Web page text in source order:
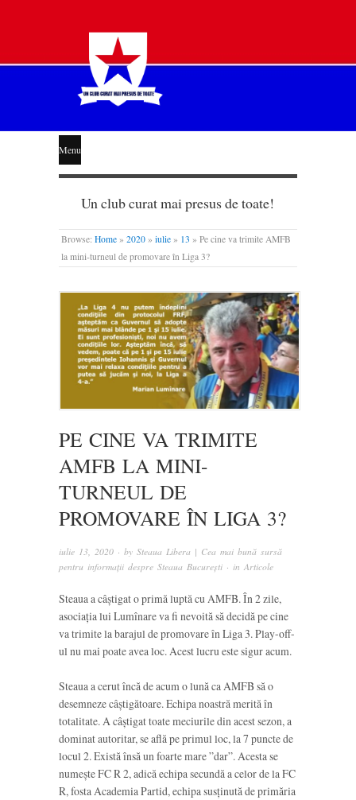
STEAUA
LIBERĂ
Menu
Un club curat mai presus de toate!
Browse: Home » 2020 » iulie » 13 » Pe cine va trimite AMFB
la mini-turneul de promovare în Liga 3?
PE CINE VA TRIMITE
AMFB LA MINI-
TURNEUL DE
PROMOVARE ÎN LIGA 3?
iulie 13, 2020 · by Steaua Libera | Cea mai bună sursă
pentru informații despre Steaua București · in Articole
Steaua a câștigat o primă luptă cu AMFB. În 2 zile,
asociația lui Lumînare va fi nevoită să decidă pe cine
va trimite la barajul de promovare în Liga 3. Play-off-
ul nu mai poate avea loc. Acest lucru este sigur acum.
Steaua a cerut încă de acum o lună ca AMFB să o
desemneze câștigătoare. Echipa noastră merită în
totalitate. A câștigat toate meciurile din acest sezon, a
dominat autoritar, se află pe primul loc, la 7 puncte de
locul 2. Există însă un foarte mare ”dar”. Acesta se
numește FC R 2, adică echipa secundă a celor de la FC
R, fosta Academia Partid, echipa susținută de primăria